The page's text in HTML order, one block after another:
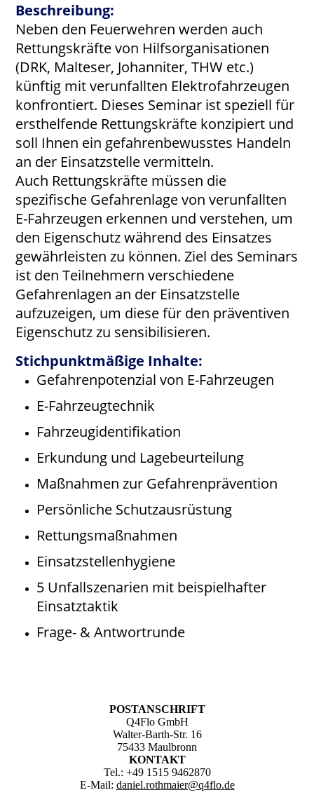
Beschreibung:
Neben den Feuerwehren werden auch
Rettungskräfte von Hilfsorganisationen
(DRK, Malteser, Johanniter, THW etc.)
künftig mit verunfallten Elektrofahrzeugen
konfrontiert. Dieses Seminar ist speziell für
ersthelfende Rettungskräfte konzipiert und
soll Ihnen ein gefahrenbewusstes Handeln
an der Einsatzstelle vermitteln.
Auch Rettungskräfte müssen die
spezifische Gefahrenlage von verunfallten
E-Fahrzeugen erkennen und verstehen, um
den Eigenschutz während des Einsatzes
gewährleisten zu können. Ziel des Seminars
ist den Teilnehmern verschiedene
Gefahrenlagen an der Einsatzstelle
aufzuzeigen, um diese für den präventiven
Eigenschutz zu sensibilisieren.
Stichpunktmäßige Inhalte:
Gefahrenpotenzial von E-Fahrzeugen
E-Fahrzeugtechnik
Fahrzeugidentifikation
Erkundung und Lagebeurteilung
Maßnahmen zur Gefahrenprävention
Persönliche Schutzausrüstung
Rettungsmaßnahmen
Einsatzstellenhygiene
5 Unfallszenarien mit beispielhafter
Einsatztaktik
Frage- & Antwortrunde
POSTANSCHRIFT
Q4Flo GmbH
Walter-Barth-Str. 16
75433 Maulbronn
KONTAKT
Tel.: +49 1515 9462870
E-Mail: daniel.rothmaier@q4flo.de